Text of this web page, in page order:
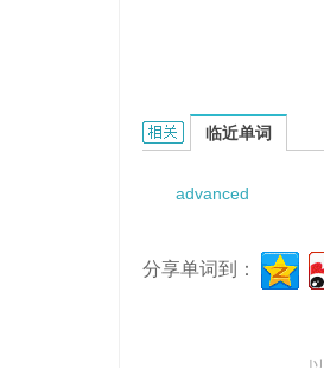
Advanced Engine
临近单词
advanced
分享单词到：